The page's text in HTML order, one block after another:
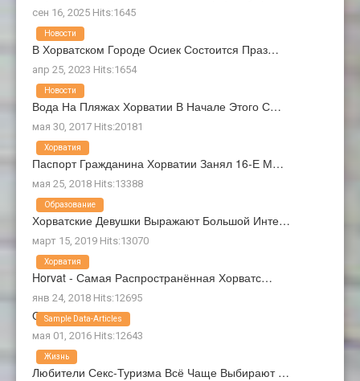
сен 16, 2025 Hits:1645
В Хорватском Городе Осиек Состоится Праз…
апр 25, 2023 Hits:1654
Новости
Вода На Пляжах Хорватии В Начале Этого С…
мая 30, 2017 Hits:20181
Новости
Паспорт Гражданина Хорватии Занял 16-Е М…
мая 25, 2018 Hits:13388
Хорватия
Хорватские Девушки Выражают Большой Инте…
март 15, 2019 Hits:13070
Образование
Horvat - Самая Распространённая Хорватс…
янв 24, 2018 Hits:12695
Хорватия
О Нас
мая 01, 2016 Hits:12643
Sample Data-Articles
Любители Секс-Туризма Всё Чаще Выбирают …
Жизнь